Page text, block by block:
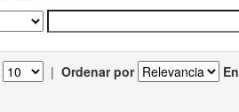
| Ordenar por